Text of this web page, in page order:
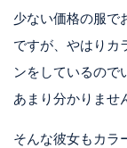
少ない価格の服で
ですが、やはりカ
ンをしているので
あまり分かりませ
そんな彼女もカラ